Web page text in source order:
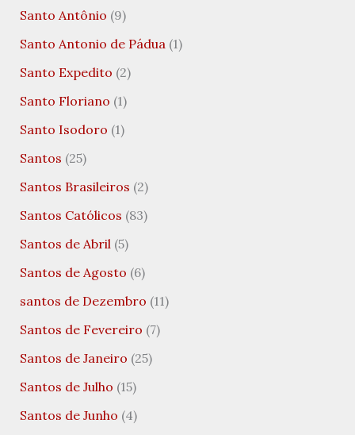
Santo Antônio (9)
Santo Antonio de Pádua(1)
Santo Expedito (2)
Santo Floriano (1)
Santo Isodoro (1)
Santos (25)
Santos Brasileiros (2)
Santos Católicos (83)
Santos de Abril(5)
Santos de Agosto (6)
santos de Dezembro (11)
Santos de Fevereiro (7)
Santos de Janeiro (25)
Santos de Julho (15)
Santos de Junho (4)